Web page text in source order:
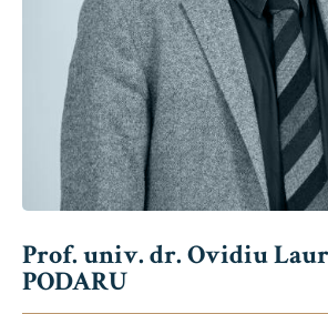
Prof. univ. dr. Ovidiu
PODARU